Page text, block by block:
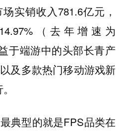
实销收入781.6亿元，
（去年增速为
于端游中的头部长青产
及多款热门移动游戏新
典型的就是FPS品类在